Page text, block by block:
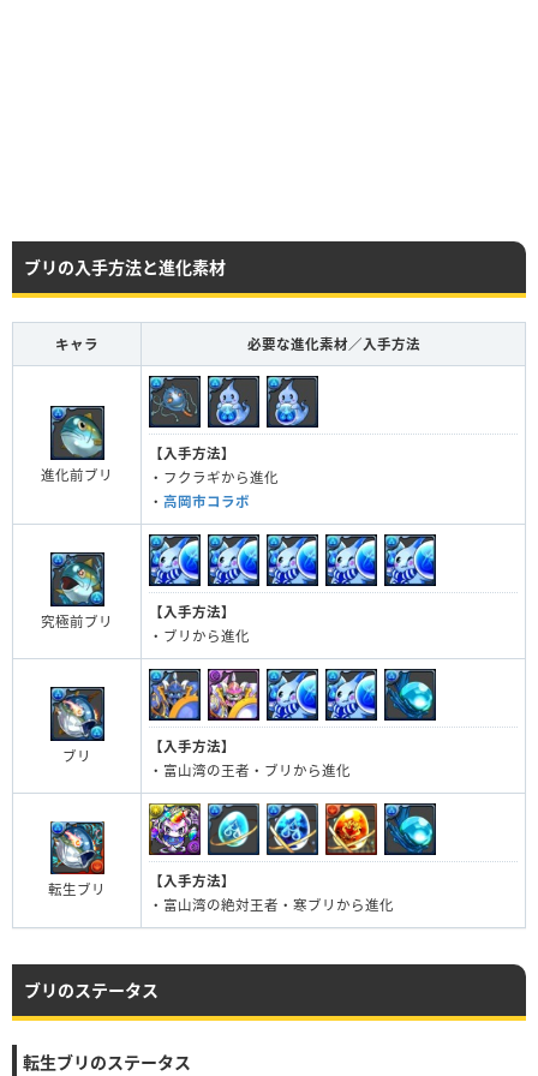
ブリの入手方法と進化素材
キャラ 必要な進化素材／入手方法
進化前ブリ
【入手方法】
・フクラギから進化
・ 高岡市コラボ
究極前ブリ
【入手方法】
・ブリから進化
ブリ
【入手方法】
・富山湾の王者・ブリから進化
転生ブリ
【入手方法】
・富山湾の絶対王者・寒ブリから進化
ブリのステータス
転生ブリのステータス